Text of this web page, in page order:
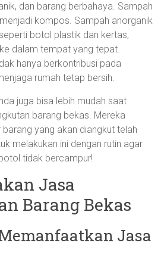
dan barang berbahaya. Sampah
kompos. Sampah anorganik
botol plastik dan kertas,
dalam tempat yang tepat.
hanya berkontribusi pada
rumah tetap bersih.
juga bisa lebih mudah saat
barang bekas. Mereka
yang akan diangkut telah
melakukan ini dengan rutin agar
tidak bercampur!
Jasa
Barang Bekas
Jasa